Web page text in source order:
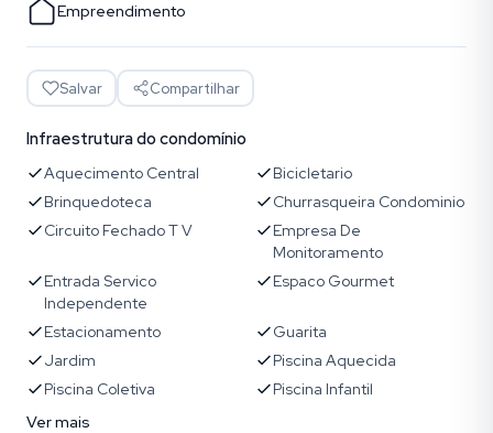
Empreendimento
Salvar Compartilhar
Infraestrutura do condomínio
Aquecimento Central
Bicicletario
Brinquedoteca
Churrasqueira Condominio
Circuito Fechado T V
Empresa De
Monitoramento
Entrada Servico
Independente
Espaco Gourmet
Estacionamento
Guarita
Jardim
Piscina Aquecida
Piscina Coletiva
Piscina Infantil
Ver mais